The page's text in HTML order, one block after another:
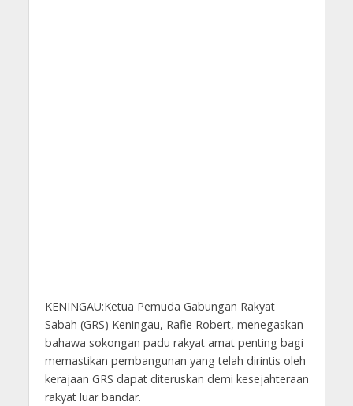
KENINGAU:Ketua Pemuda Gabungan Rakyat
Sabah (GRS) Keningau, Rafie Robert, menegaskan
bahawa sokongan padu rakyat amat penting bagi
memastikan pembangunan yang telah dirintis oleh
kerajaan GRS dapat diteruskan demi kesejahteraan
rakyat luar bandar.